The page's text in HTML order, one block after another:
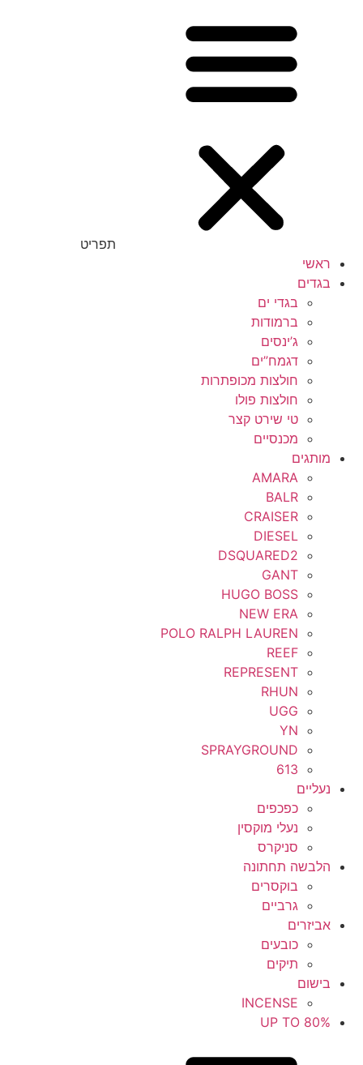
תפריט
ראשי
בגדים
בגדי ים
ברמודות
ג’ינסים
דגמח”ים
חולצות מכופתרות
חולצות פולו
טי שירט קצר
מכנסיים
מותגים
AMARA
BALR
CRAISER
DIESEL
DSQUARED2
GANT
HUGO BOSS
NEW ERA
POLO RALPH LAUREN
REEF
REPRESENT
RHUN
UGG
YN
SPRAYGROUND
613
נעליים
כפכפים
נעלי מוקסין
סניקרס
הלבשה תחתונה
בוקסרים
גרביים
אביזרים
כובעים
תיקים
בישום
INCENSE
UP TO 80%